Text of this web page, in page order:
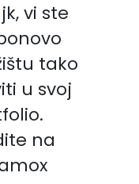
vi ste
tako
u svoj
na